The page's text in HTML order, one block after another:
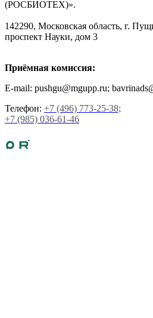
(РОСБИОТЕХ)».
142290, Московская область, г.
проспект Науки, дом 3
Приёмная комиссия:
E-mail: pushgu@mgupp.ru;
Телефон: +7 (496) 773-25-38;
+7 (985) 036-61-46